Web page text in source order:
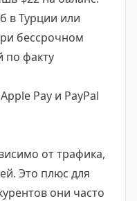
в Турции или
бессрочном
по факту
Pay и PayPal
от трафика,
Это плюс для
они часто